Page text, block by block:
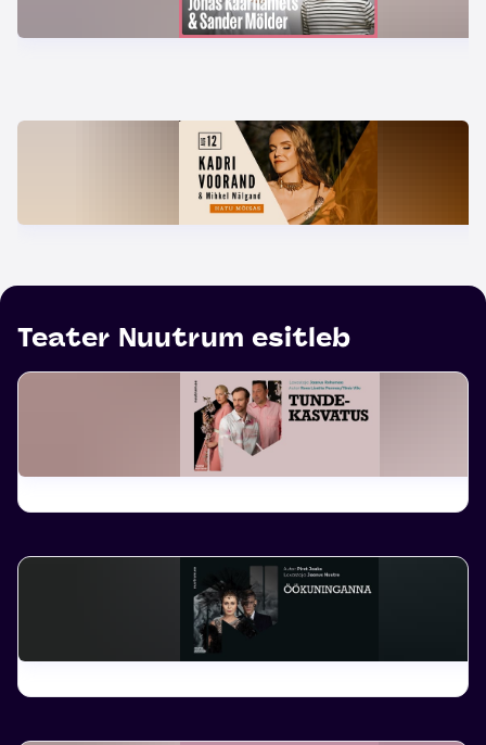
Teater Nuutrum esitleb